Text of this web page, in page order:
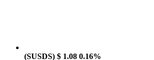
(SUSDS) $ 1.08 0.16%